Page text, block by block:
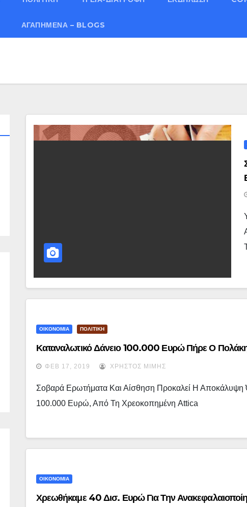
ΑΓΑΠΗΜΈΝΑ – BLOGS
ΟΙΚΟΝΟΜΙΑ ΠΟΛΙΤΙΚΗ
Καταναλωτικό Δάνειο 100.000 Ευρώ Πήρε Ο
ΦΕΒ 17, 2019 ΧΡΉΣΤΟΣ ΜΊΜΗΣ
Σοβαρά Ερωτήματα Και Αίσθηση Προκαλεί Η Αποκάλυψη
100.000 Ευρώ, Από Τη Χρεοκοπημένη Attica
ΟΙΚΟΝΟΜΙΑ
Χρεωθήκαμε 40 Δισ. Ευρώ Για Την